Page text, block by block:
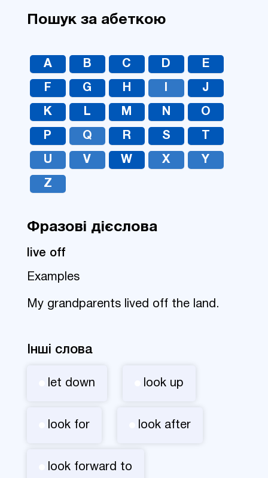
Пошук за абеткою
A B C D E
F G H J
K L M N O
P Q R S
U V W X Y
Z
Фразові дієслова
live off
Examples
My grandparents lived off the land.
Інші слова
let down look up
look for look after
look forward to